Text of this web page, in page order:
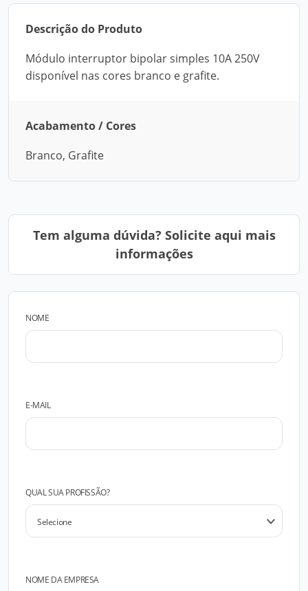
Descrição do Produto
Módulo interruptor bipolar simples 10A 250V
disponível nas cores branco e grafite.
Acabamento / Cores
Branco, Grafite
Tem alguma dúvida? Solicite aqui mais
informações
NOME
E-MAIL
QUAL SUA PROFISSÃO?
NOME DA EMPRESA